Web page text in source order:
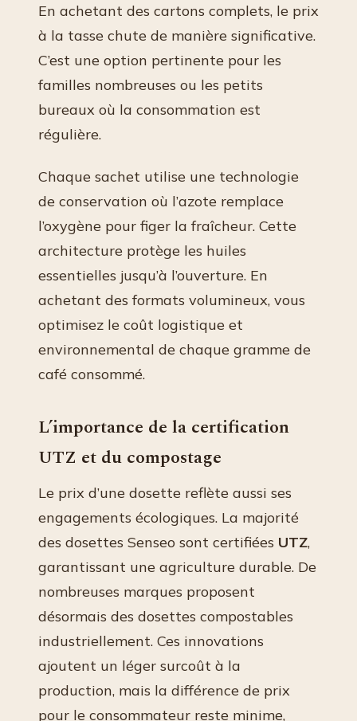
En achetant des cartons complets, le prix
à la tasse chute de manière significative.
C’est une option pertinente pour les
familles nombreuses ou les petits
bureaux où la consommation est
régulière.
Chaque sachet utilise une technologie
de conservation où l’azote remplace
l’oxygène pour figer la fraîcheur. Cette
architecture protège les huiles
essentielles jusqu’à l’ouverture. En
achetant des formats volumineux, vous
optimisez le coût logistique et
environnemental de chaque gramme de
café consommé.
L’importance de la certification
UTZ et du compostage
Le prix d’une dosette reflète aussi ses
engagements écologiques. La majorité
des dosettes Senseo sont certifiées UTZ,
garantissant une agriculture durable. De
nombreuses marques proposent
désormais des dosettes compostables
industriellement. Ces innovations
ajoutent un léger surcoût à la
production, mais la différence de prix
pour le consommateur reste minime,